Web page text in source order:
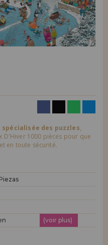
vous pouvez faire vos
? Vous souhaitez
de vente avec des
spécialisée des puzzles,
D'Hiver 1000 pièces pour que
en toute sécurité.
(voir plus)